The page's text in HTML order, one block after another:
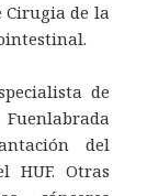
Cirugia de la
de
del
HUF. Otras